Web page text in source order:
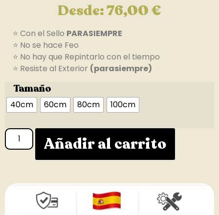
Desde:76,00€
⭐ Con el Sello PARASIEMPRE
⭐ No se hace Feo
⭐ No hay que Repintarlo con el tiempo
⭐ Resiste al Exterior (parasiempre)
Tamaño
40cm 60cm 80cm 100cm
Añadir al carrito